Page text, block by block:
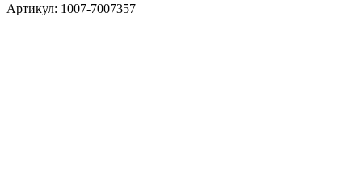
Артикул: 1007-7007357